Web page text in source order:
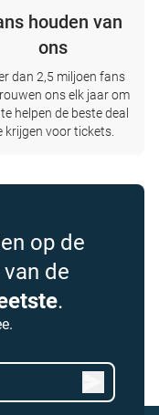
houden van
ons
dan 2,5 miljoen fans
ons elk jaar om
helpen de beste deal
krijgen voor tickets.
op de
de
.